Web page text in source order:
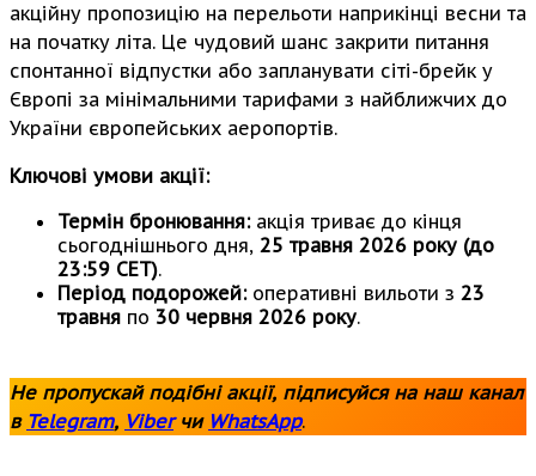
акційну пропозицію на перельоти наприкінці весни та
на початку літа. Це чудовий шанс закрити питання
спонтанної відпустки або запланувати сіті-брейк у
Європі за мінімальними тарифами з найближчих до
України європейських аеропортів.
Ключові умови акції:
Термін бронювання:акція триває до кінця
сьогоднішнього дня, 25 травня 2026 року (до
23:59 CET).
Період подорожей:оперативні вильоти з 23
травня по 30 червня 2026 року.
Не пропускай подібні акції, підписуйся на наш канал
в Telegram, Viber чи WhatsApp.